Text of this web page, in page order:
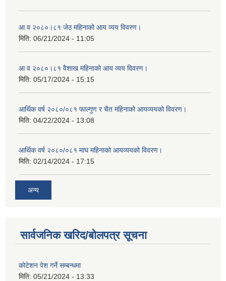
आ व २०८०।८१ जेठ महिनाको आय व्यय विवरण।
मिति: 06/21/2024 - 11:05
आ व २०८०।८१ वैशाख महिनाको आय व्यय विवरण।
मिति: 05/17/2024 - 15:15
आर्थिक वर्ष २०८०/०८१ फाल्गुण र चैत महिनाको आयव्ययको विवरण।
मिति: 04/22/2024 - 13:08
आर्थिक वर्ष २०८०/०८१ माघ महिनाको आयव्ययको विवरण।
मिति: 02/14/2024 - 17:15
अन्य
सार्वजनिक खरिद/बोलपत्र सूचना
कोटेशन पेश गर्ने सम्बन्धमा
मिति: 05/21/2024 - 13:33